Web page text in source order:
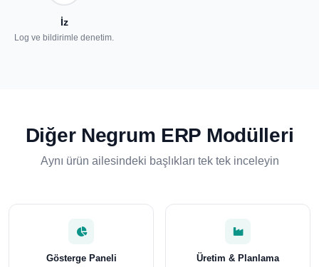
İz
Log ve bildirimle denetim.
Diğer Negrum ERP Modülleri
Aynı ürün ailesindeki başlıkları tek tek inceleyin
Gösterge Paneli Üretim & Planlama